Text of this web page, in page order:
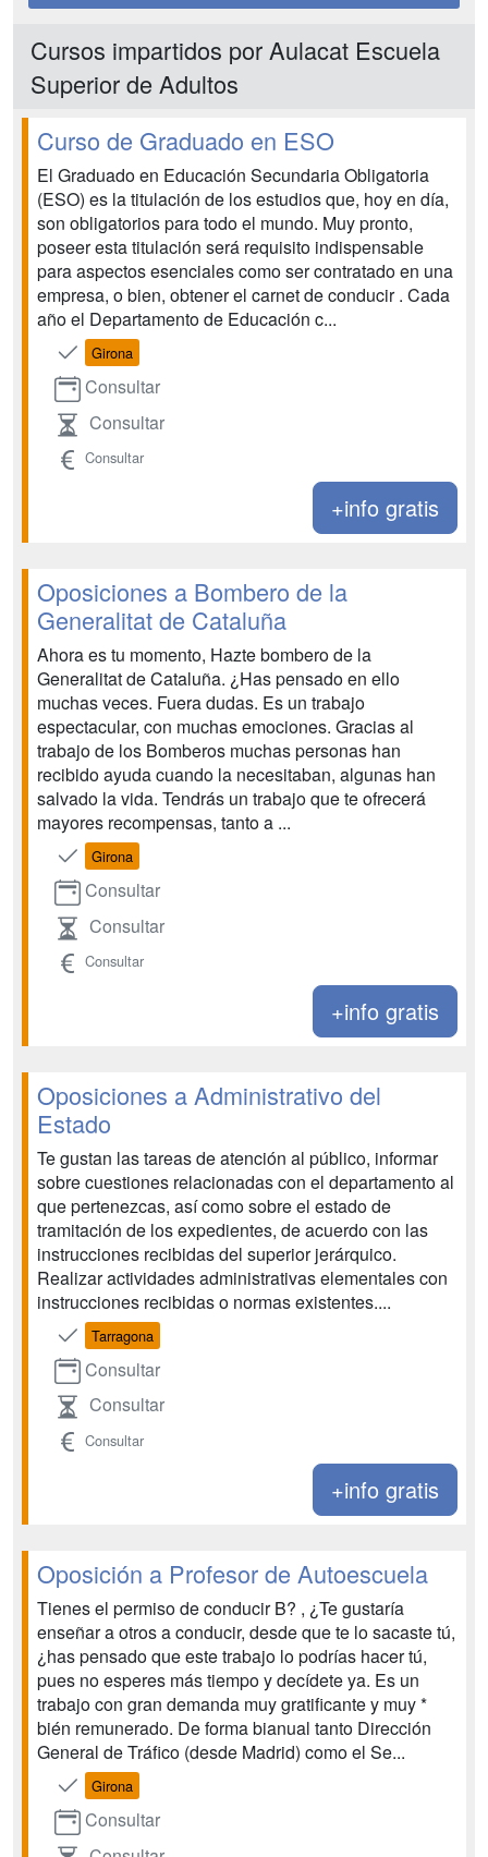
Cursos impartidos por Aulacat Escuela
Superior de Adultos
Curso de Graduado en ESO
El Graduado en Educación Secundaria Obligatoria
(ESO) es la titulación de los estudios que, hoy en día,
son obligatorios para todo el mundo. Muy pronto,
poseer esta titulación será requisito indispensable
para aspectos esenciales como ser contratado en una
empresa, o bien, obtener el carnet de conducir . Cada
año el Departamento de Educación c...
Girona
Consultar
Consultar
Consultar
+info gratis
Oposiciones a Bombero de la
Generalitat de Cataluña
Ahora es tu momento, Hazte bombero de la
Generalitat de Cataluña. ¿Has pensado en ello
muchas veces. Fuera dudas. Es un trabajo
espectacular, con muchas emociones. Gracias al
trabajo de los Bomberos muchas personas han
recibido ayuda cuando la necesitaban, algunas han
salvado la vida. Tendrás un trabajo que te ofrecerá
mayores recompensas, tanto a ...
Girona
Consultar
Consultar
Consultar
+info gratis
Oposiciones a Administrativo del
Estado
Te gustan las tareas de atención al público, informar
sobre cuestiones relacionadas con el departamento al
que pertenezcas, así como sobre el estado de
tramitación de los expedientes, de acuerdo con las
instrucciones recibidas del superior jerárquico.
Realizar actividades administrativas elementales con
instrucciones recibidas o normas existentes....
Tarragona
Consultar
Consultar
Consultar
+info gratis
Oposición a Profesor de Autoescuela
Tienes el permiso de conducir B? , ¿Te gustaría
enseñar a otros a conducir, desde que te lo sacaste tú,
¿has pensado que este trabajo lo podrías hacer tú,
pues no esperes más tiempo y decídete ya. Es un
trabajo con gran demanda muy gratificante y muy *
bién remunerado. De forma bianual tanto Dirección
General de Tráfico (desde Madrid) como el Se...
Girona
Consultar